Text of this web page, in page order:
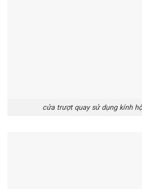
cửa trượt quay sử dụng kính